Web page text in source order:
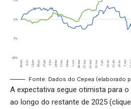
Fonte: Dados do Cepea (elaborado
A expectativa segue otimista para
ao longo do restante de 2025 (